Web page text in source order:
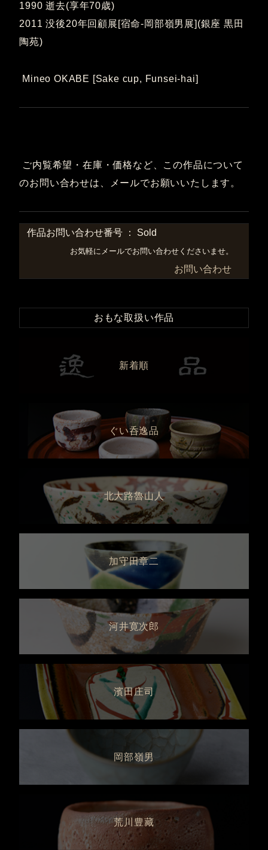
1990 逝去(享年70歳)
2011 没後20年回顧展[宿命-岡部嶺男展](銀座 黒田
陶苑)
Mineo OKABE [Sake cup, Funsei-hai]
ご内覧希望・在庫・価格など、この作品について
のお問い合わせは、メールでお願いいたします。
作品お問い合わせ番号 ： Sold
お気軽にメールでお問い合わせくださいませ。
お問い合わせ
おもな取扱い作品
新着順
ぐい呑逸品
北大路魯山人
加守田章二
河井寛次郎
濱田庄司
岡部嶺男
荒川豊藏